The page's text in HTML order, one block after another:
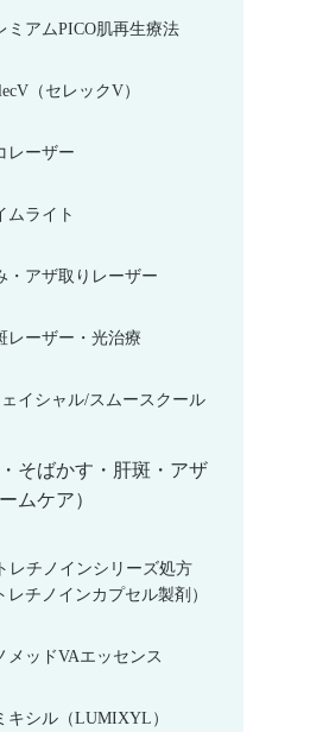
ミアムPICO肌再生療法
（セレックV）
レーザー
ムライト
・アザ取りレーザー
レーザー・光治療
イシャル/スムースクール
そばかす・肝斑・アザ
ムケア）
レチノインシリーズ処方
レチノインカプセル製剤）
メッドVAエッセンス
キシル（LUMIXYL）